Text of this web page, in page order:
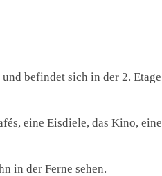
befindet sich in der 2.
eine Eisdiele, das Kino,
in der Ferne sehen.